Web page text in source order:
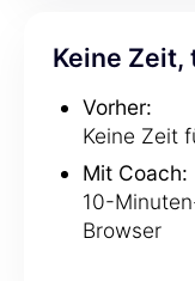
Keine Zeit,
Vorher:
Keine Zeit
Mit Coach:
10-
Browser